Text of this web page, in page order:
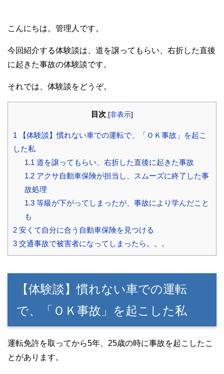
こんにちは。管理人です。
今回紹介する体験談は、道を譲ってもらい、右折した直後
に起きた事故の体験談です。
それでは、体験談をどうぞ。
目次 [非表示]
1 【体験談】慣れない車での運転で、「ＯＫ事故」を起こ
した私
1.1 道を譲ってもらい、右折した直後に起きた事故
1.2アクサ自動車保険が担当し、スムーズに終了した事
故処理
1.3等級が下がってしまったが、事故により学んだこと
も
2 安くて自分に合う自動車保険を見つける
3 交通事故で被害者になってしまったら。。。
【体験談】慣れない車での運転
で、「ＯＫ事故」を起こした私
運転免許を取ってから5年、25歳の時に事故を起こしたこ
とがあります。